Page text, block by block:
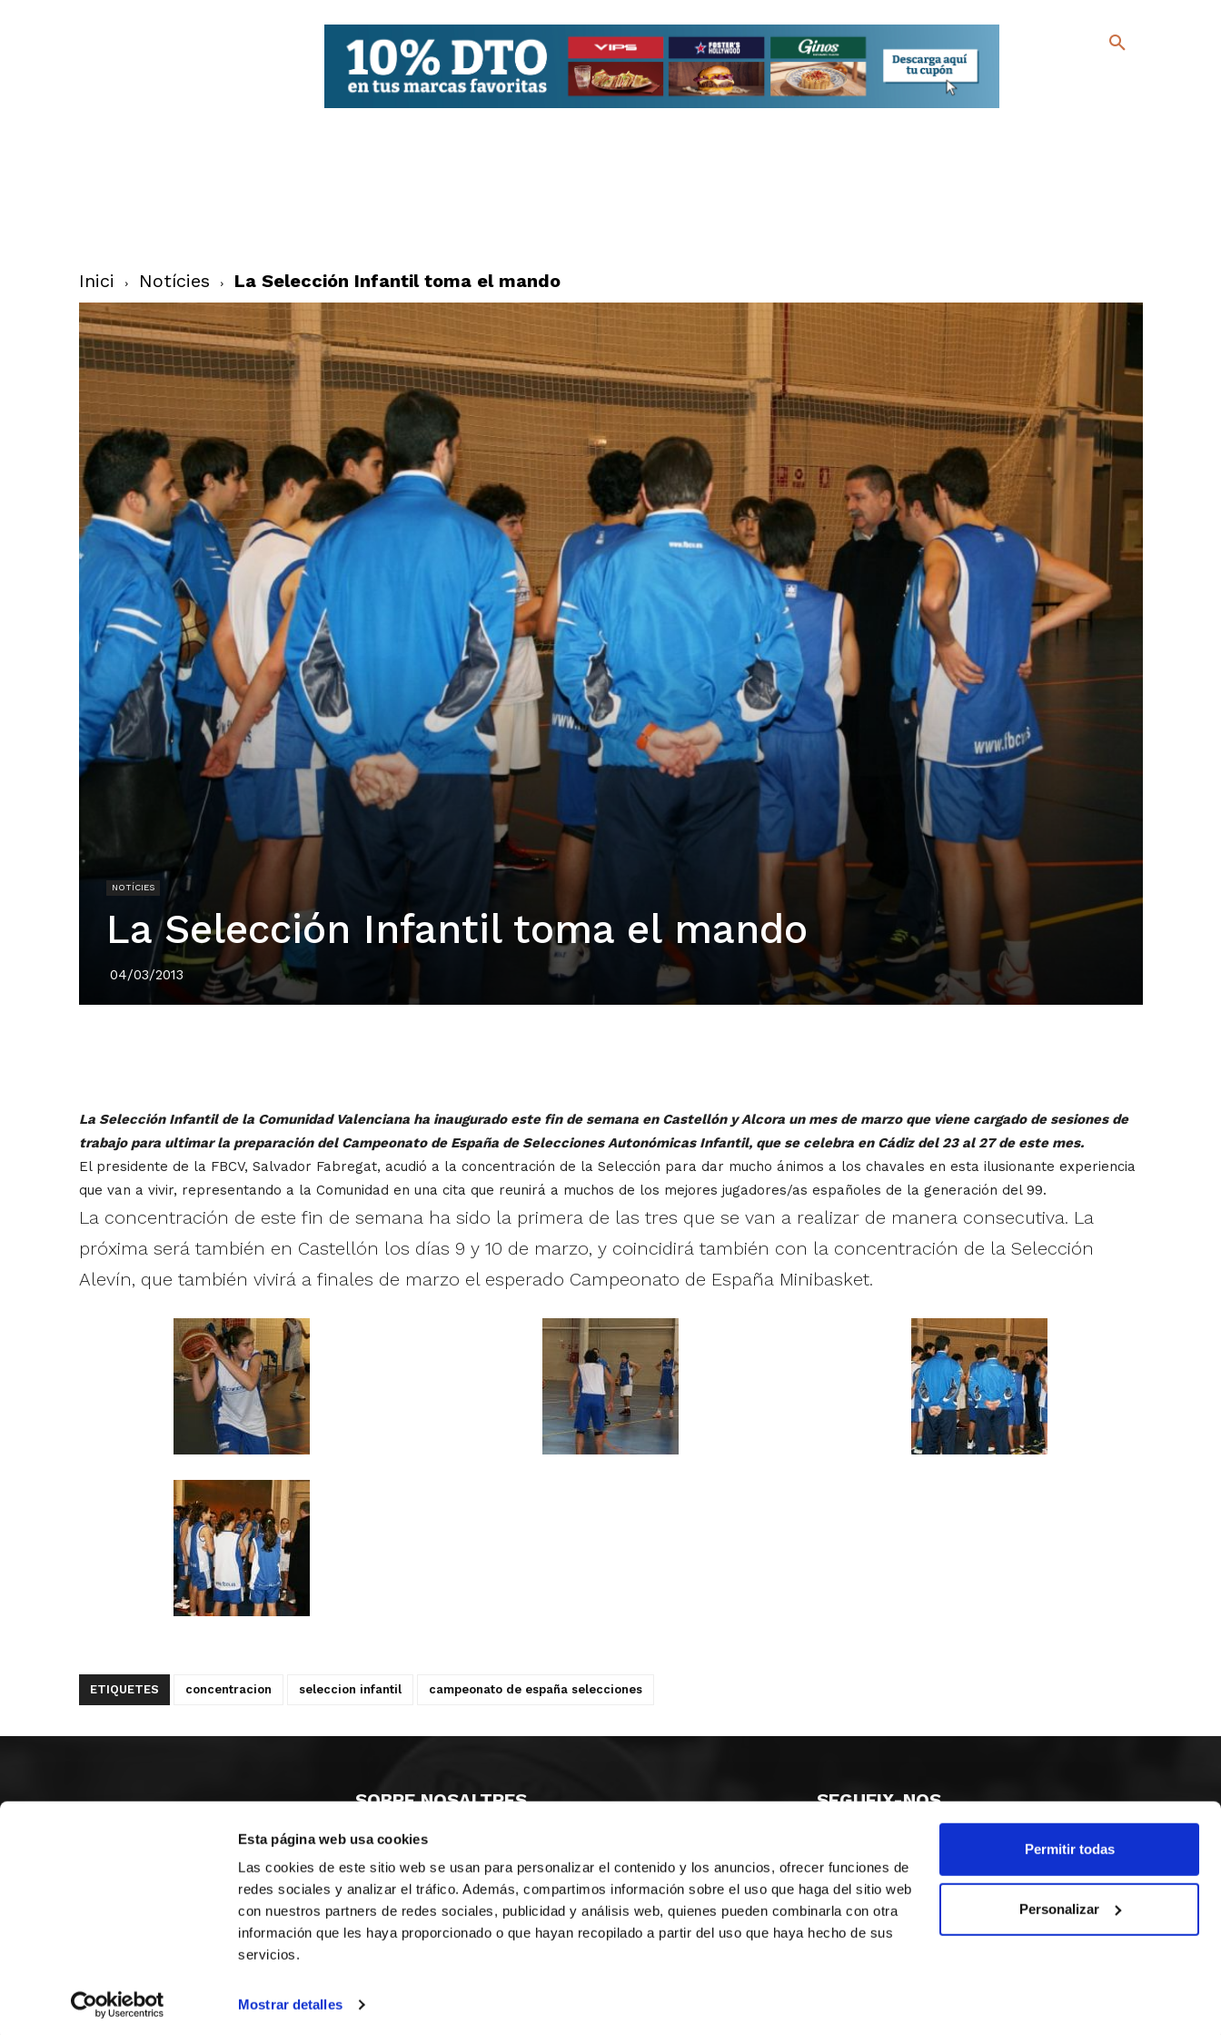
Esta página web usa cookies
Las cookies de este sitio web se usan para personalizar el contenido y los anuncios, ofrecer funciones de
redes sociales y analizar el tráfico. Además, compartimos información sobre el uso que haga del sitio web
con nuestros partners de redes sociales, publicidad y análisis web, quienes pueden combinarla con otra
información que les haya proporcionado o que hayan recopilado a partir del uso que haya hecho de sus
servicios.
Mostrar detalles
Permitir todas
Personalizar
Inici Notícies La Selección Infantil toma el mando
NOTÍCIES
La Selección Infantil toma el mando
04/03/2013
La Selección Infantil de la Comunidad Valenciana ha inaugurado este fin de semana en Castellón y Alcora un mes de marzo que viene cargado de sesiones de
trabajo para ultimar la preparación del Campeonato de España de Selecciones Autonómicas Infantil, que se celebra en Cádiz del 23 al 27 de este mes.
El presidente de la FBCV, Salvador Fabregat, acudió a la concentración de la Selección para dar mucho ánimos a los chavales en esta ilusionante experiencia
que van a vivir, representando a la Comunidad en una cita que reunirá a muchos de los mejores jugadores/as españoles de la generación del 99.
La concentración de este fin de semana ha sido la primera de las tres que se van a realizar de manera consecutiva. La
próxima será también en Castellón los días 9 y 10 de marzo, y coincidirá también con la concentración de la Selección
Alevín, que también vivirá a finales de marzo el esperado Campeonato de España Minibasket.
ETIQUETES concentracion seleccion infantil campeonato de españa selecciones
SOBRE NOSALTRES
CASTELLÓ
VALÈNCIA
MONESTIR DE POBLET 14 1ª 3º
ALACANT
CIUDAD DE MATANZAS 12
fbcv@fbcv.es
SEGUEIX-NOS
© FEDERACIÓN BALONCESTO COMUNIDAD VALENCIANA